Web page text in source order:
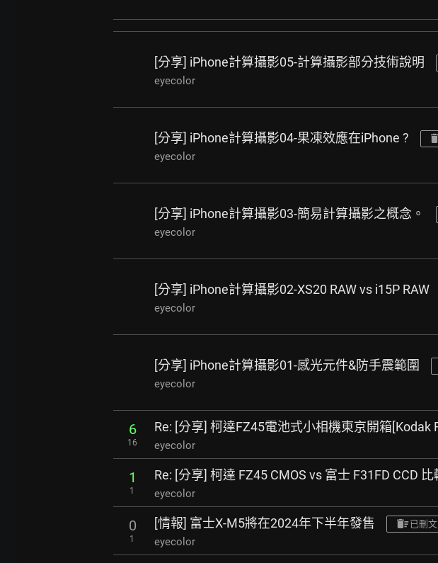
[分享] iPhone計算攝影05-計算攝影部分技術說明
eyecolor
[分享] iPhone計算攝影04-果凍效應在iPhone ?
eyecolor
[分享] iPhone計算攝影03-簡易計算攝影之概念。
eyecolor
[分享] iPhone計算攝影02-XS20 RAW vs i15P RAW
eyecolor
[分享] iPhone計算攝影01-感光元件&防手震範圍
eyecolor
6
16
Re: [分享] 柯達FZ45電池式小相機東京開箱[Kodak
eyecolor
1
1
Re: [分享] 柯達 FZ45 CMOS vs 富士 F31FD CCD 比
eyecolor
0
1
[情報] 富士X-M5將在2024年下半年發售 已刪文
eyecolor